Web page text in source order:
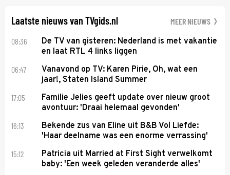
Laatste nieuws van TVgids.nl MEER NIEUWS
08:36
De TV van gisteren: Nederland is met vakantie
en laat RTL 4 links liggen
06:47
Vanavond op TV: Karen Pirie, Oh, wat een
jaar!, Staten Island Summer
17:05
Familie Jelies geeft update over nieuw groot
avontuur: 'Draai helemaal gevonden'
16:13
Bekende zus van Eline uit B&B Vol Liefde:
'Haar deelname was een enorme verrassing'
15:12
Patricia uit Married at First Sight verwelkomt
baby: 'Een week geleden veranderde alles'